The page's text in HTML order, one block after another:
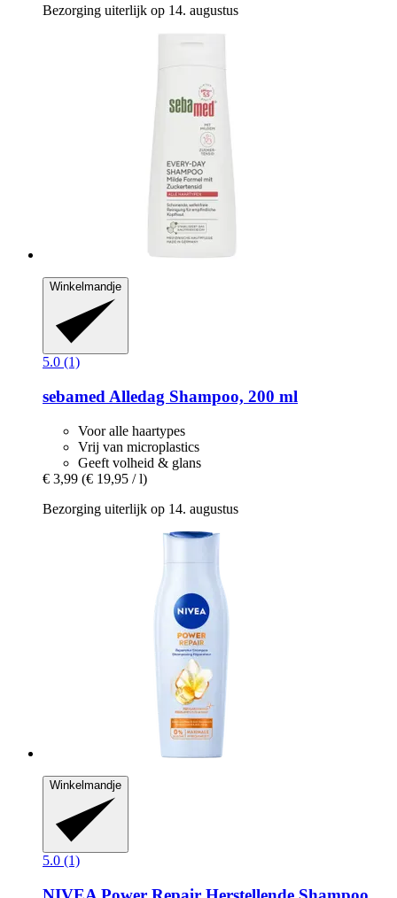
Bezorging uiterlijk op 14. augustus
Winkelmandje
5.0 (1)
sebamed Alledag Shampoo, 200 ml
Voor alle haartypes
Vrij van microplastics
Geeft volheid & glans
€ 3,99 (€ 19,95 / l)
Bezorging uiterlijk op 14. augustus
Winkelmandje
5.0 (1)